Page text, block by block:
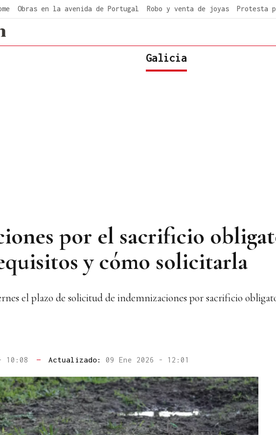
Obras en la avenida de Portugal Robo y venta de joyas Protesta
Galicia
por el sacrificio
y cómo solicitarla
el plazo de solicitud de indemnizaciones por sacrificio
10:08 — Actualizado: 09 Ene 2026 - 12:01